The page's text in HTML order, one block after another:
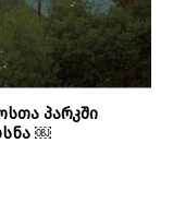
პარკში
￼